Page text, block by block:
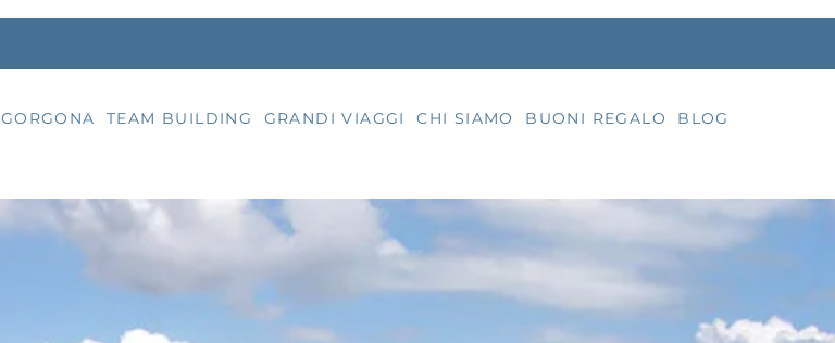
GORGONA TEAM BUILDING GRANDI VIAGGI CHI SIAMO BUONI REGALO BLOG